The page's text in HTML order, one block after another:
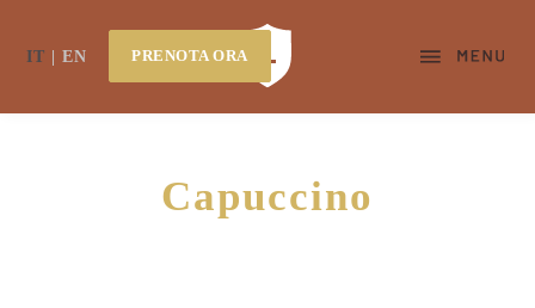
IT EN PRENOTA ORA
Capuccino